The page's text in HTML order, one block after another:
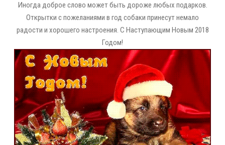
Иногда доброе слово может быть дороже любых подарков.
Открытки с пожеланиями в год собаки принесут немало
радости и хорошего настроения. С Наступающим Новым 2018
Годом!